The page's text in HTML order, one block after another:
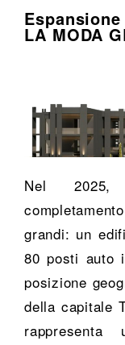
LA MODA
Nel 2025,
grandi: un
80 posti auto
posizione
della capitale
rappresenta